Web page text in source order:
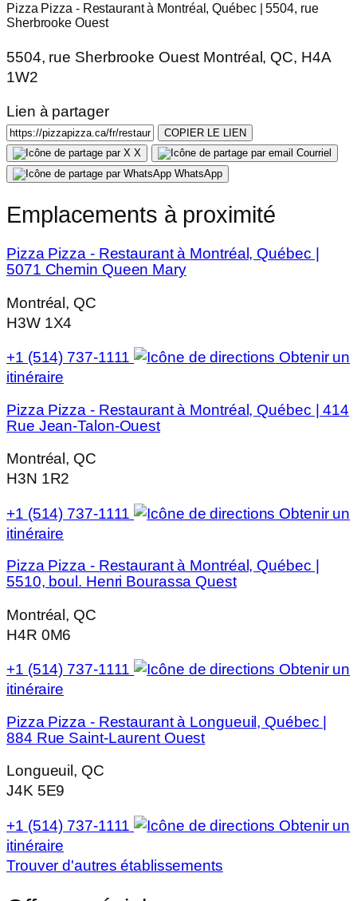
Pizza Pizza - Restaurant à Montréal, Québec | 5504, rue
Sherbrooke Ouest
5504, rue Sherbrooke Ouest Montréal, QC, H4A
1W2
Lien à partager
COPIER LE LIEN
X
Courriel
WhatsApp
Emplacements à proximité
Pizza Pizza - Restaurant à Montréal, Québec |
5071 Chemin Queen Mary
Montréal, QC
H3W 1X4
+1 (514) 737-1111
Obtenir un
itinéraire
Pizza Pizza - Restaurant à Montréal, Québec | 414
Rue Jean-Talon-Ouest
Montréal, QC
H3N 1R2
+1 (514) 737-1111
Obtenir un
itinéraire
Pizza Pizza - Restaurant à Montréal, Québec |
5510, boul. Henri Bourassa Quest
Montréal, QC
H4R 0M6
+1 (514) 737-1111
Obtenir un
itinéraire
Pizza Pizza - Restaurant à Longueuil, Québec |
884 Rue Saint-Laurent Ouest
Longueuil, QC
J4K 5E9
+1 (514) 737-1111
Obtenir un
itinéraire
Trouver d'autres établissements